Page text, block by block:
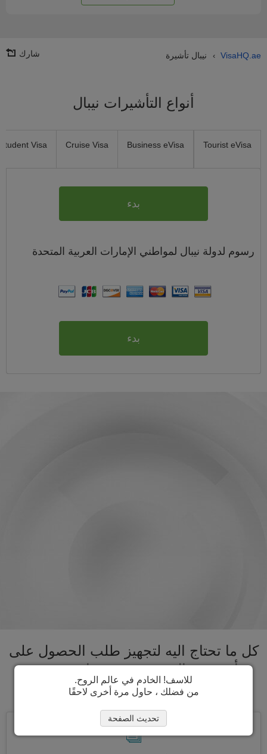
VisaHQ.ae
› نيبال تأشيرة شارك
أنواع التأشيرات نيبال
Tourist eVisa
Business eVisa
Cruise Visa
Student Visa
بدء
رسوم لدولة نيبال لمواطني الإمارات العربية المتحدة
بدء
كل ما تحتاج اليه لتجهيز طلب الحصول على
تأشيرة نيبال تحت سقف واحد. تسريع
عملية الحصول على تأشيرة نيبال
للاسف! الخادم في عالم الروح.
من فضلك ، حاول مرة أخرى لاحقًا
تحديث الصفحة